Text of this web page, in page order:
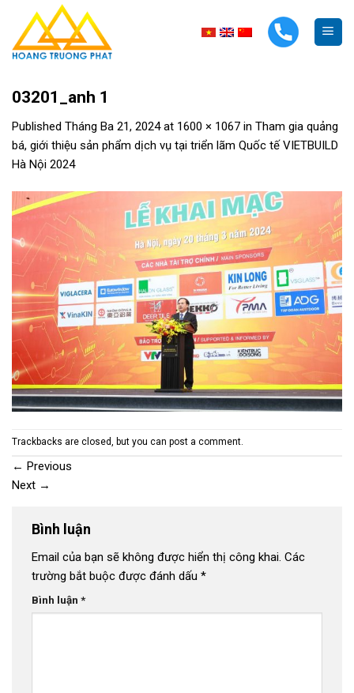
content
03201_anh 1
Published Tháng Ba 21, 2024at 1600 × 1067 in Tham gia quảng
bá, giới thiệu sản phẩm dịch vụ tại triển lãm Quốc tế VIETBUILD
Hà Nội 2024
Trackbacks are closed, but you can post a comment.
← Previous
Next →
Bình luận
Email của bạn sẽ không được hiển thị công khai. Các
trường bắt buộc được đánh dấu *
Bình luận *